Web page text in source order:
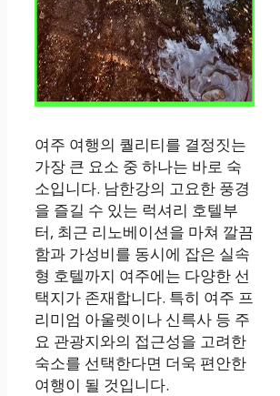
여주 여행의 퀄리티를 결정짓는
가장 큰 요소 중 하나는 바로 숙
소입니다. 남한강의 고요한 풍경
을 즐길 수 있는 럭셔리 호텔부
터, 최근 리노베이션을 마쳐 깔끔
함과 가성비를 동시에 잡은 실속
형 호텔까지 여주에는 다양한 선
택지가 존재합니다. 특히 여주 프
리미엄 아울렛이나 신륵사 등 주
요 관광지와의 접근성을 고려한
숙소를 선택한다면 더욱 편안한
여행이 될 것입니다.